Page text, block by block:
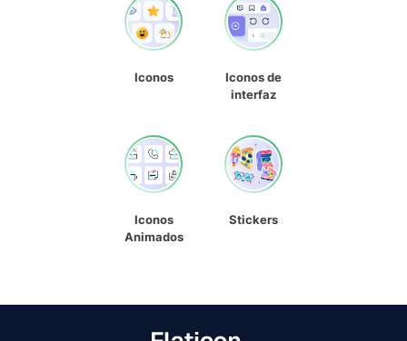
Iconos
Iconos de
interfaz
Iconos
Animados
Stickers